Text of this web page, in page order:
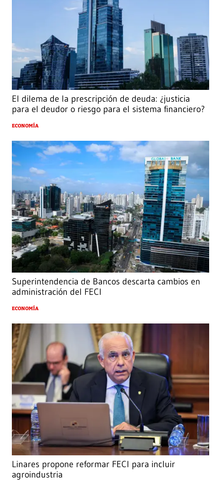
El dilema de la prescripción de deuda: ¿justicia
para el deudor o riesgo para el sistema financiero?
ECONOMÍA
Superintendencia de Bancos descarta cambios en
administración del FECI
ECONOMÍA
Linares propone reformar FECI para incluir
agroindustria